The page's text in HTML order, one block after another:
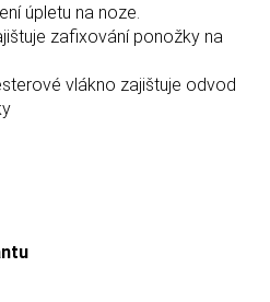
úpletu na noze.
zafixování ponožky na
vlákno zajištuje odvod